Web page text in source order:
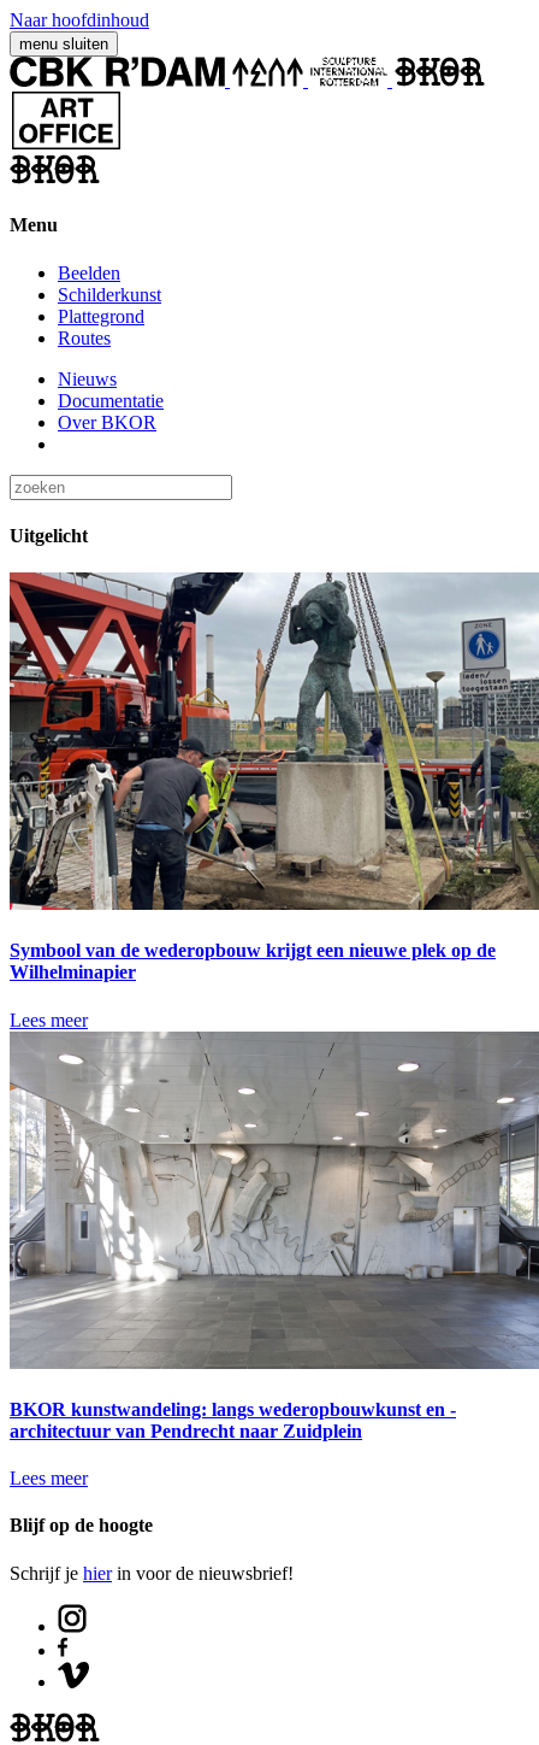
Naar hoofdinhoud
menu sluiten
Menu
Beelden
Schilderkunst
Plattegrond
Routes
Nieuws
Documentatie
Over BKOR
Uitgelicht
Symbool van de wederopbouw krijgt een nieuwe plek op de
Wilhelminapier
Lees meer
BKOR kunstwandeling: langs wederopbouwkunst en -
architectuur van Pendrecht naar Zuidplein
Lees meer
Blijf op de hoogte
Schrijf je hierin voor de nieuwsbrief!